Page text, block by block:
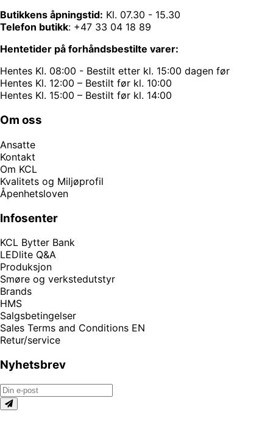
Butikkens åpningstid: Kl. 07.30 - 15.30
Telefon butikk: +47 33 04 18 89
Hentetider på forhåndsbestilte varer:
Hentes Kl. 08:00 - Bestilt etter kl. 15:00 dagen før
Hentes Kl. 12:00 – Bestilt før kl. 10:00
Hentes Kl. 15:00 – Bestilt før kl. 14:00
Om oss
Ansatte
Kontakt
Om KCL
Kvalitets og Miljøprofil
Åpenhetsloven
Infosenter
KCL Bytter Bank
LEDlite Q&A
Produksjon
Smøre og verkstedutstyr
Brands
HMS
Salgsbetingelser
Sales Terms and Conditions EN
Retur/service
Nyhetsbrev